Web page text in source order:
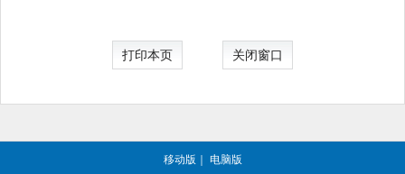
打印本页 关闭窗口
移动版 ｜ 电脑版